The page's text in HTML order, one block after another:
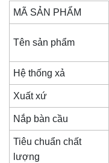
MÃ SẢN PHẨM
Tên sản phẩm
Hệ thống xả
Xuất xứ
Nắp bàn cầu
Tiêu chuẩn chất
lượng